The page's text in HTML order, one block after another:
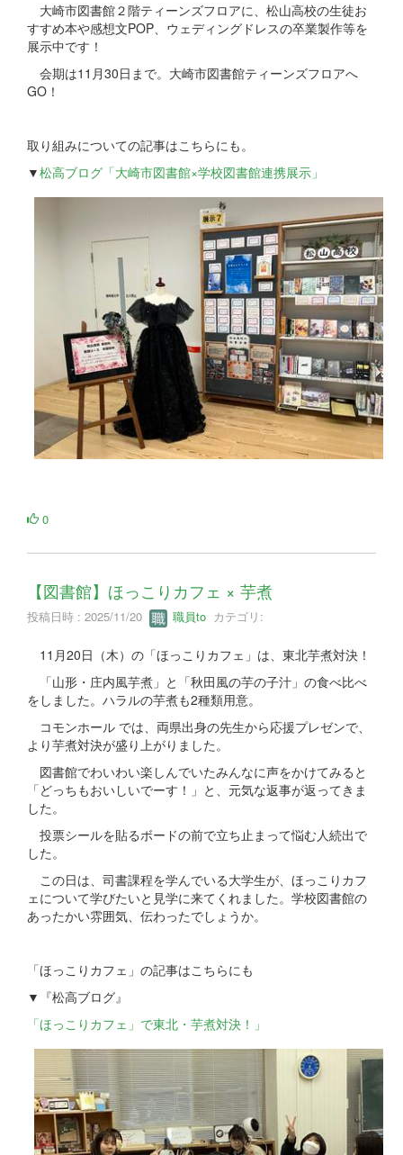
大崎市図書館２階ティーンズフロアに、松山高校の生徒お
すすめ本や感想文POP、ウェディングドレスの卒業製作等を
展示中です！
会期は11月30日まで。大崎市図書館ティーンズフロアへ
GO！
取り組みについての記事はこちらにも。
▼松高ブログ「大崎市図書館×学校図書館連携展示」
0
【図書館】ほっこりカフェ × 芋煮
投稿日時 : 2025/11/20 職員to カテゴリ:
11月20日（木）の「ほっこりカフェ」は、東北芋煮対決！
「山形・庄内風芋煮」と「秋田風の芋の子汁」の食べ比べ
をしました。ハラルの芋煮も2種類用意。
コモンホール では、両県出身の先生から応援プレゼンで、
より芋煮対決が盛り上がりました。
図書館でわいわい楽しんでいたみんなに声をかけてみると
「どっちもおいしいでーす！」と、元気な返事が返ってきま
した。
投票シールを貼るボードの前で立ち止まって悩む人続出で
した。
この日は、司書課程を学んでいる大学生が、ほっこりカフ
ェについて学びたいと見学に来てくれました。学校図書館の
あったかい雰囲気、伝わったでしょうか。
「ほっこりカフェ」の記事はこちらにも
▼『松高ブログ』
「ほっこりカフェ」で東北・芋煮対決！」